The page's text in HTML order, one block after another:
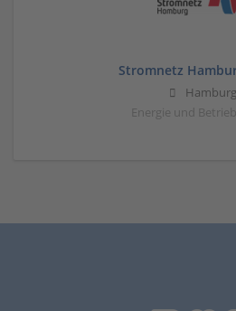
Stromnetz
Hamburg
Energie und